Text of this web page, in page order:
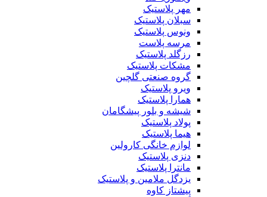
مهر پلاستیک
سبلان پلاستیک
ونوس پلاستیک
مرسه پلاست
رزگلد پلاستیک
مشکات پلاستیک
گروه صنعتی گلچین
ویرو پلاستیک
همارا پلاستیک
شیشه و بلور پیشگامان
پولاد پلاستیک
هیما پلاستیک
لوازم خانگی کارولین
دنزی پلاستیک
مانترا پلاستیک
یزدگل ملامین و پلاستیک
پیشتاز کاوه